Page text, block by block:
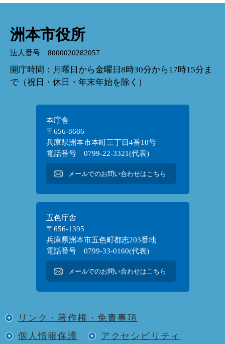
洲本市役所
法人番号 8000020282057
開庁時間：月曜日から金曜日8時30分から17時15分ま
で（祝日・休日・年末年始を除く）
本庁舎
〒656-8686
兵庫県洲本市本町三丁目4番10号
電話番号 0799-22-3321(代表)
メールでのお問い合わせはこちら
五色庁舎
〒656-1395
兵庫県洲本市五色町都志203番地
電話番号 0799-33-0160(代表)
メールでのお問い合わせはこちら
リンク・著作権・免責事項
個人情報保護
アクセシビリティ